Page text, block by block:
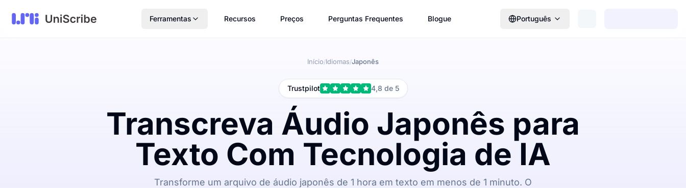
Ferramentas Recursos Preços Perguntas Frequentes Blogue Português
Início/Idiomas/Japonês
Trustpilot 4,8 de 5
Transcreva Áudio Japonês para
Texto Com Tecnologia de IA
Transforme um arquivo de áudio japonês de 1 hora em texto em menos de 1 minuto. O